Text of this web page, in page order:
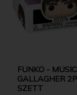
FUNKO -
GALLAGHER
SZETT